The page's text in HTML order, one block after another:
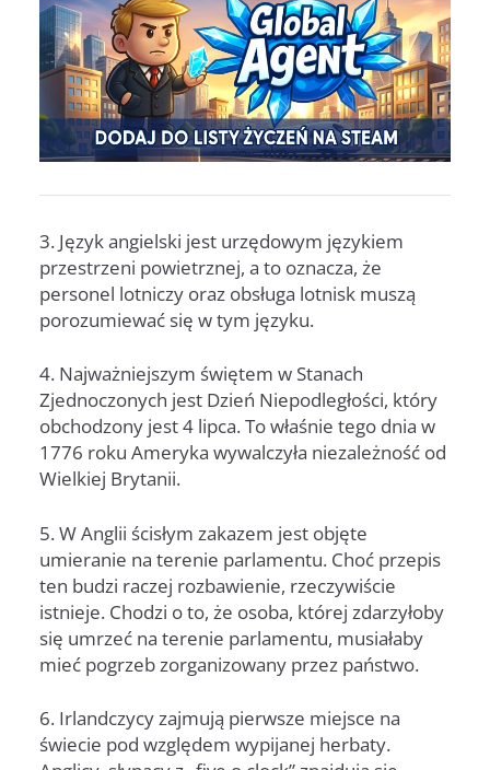
3. Język angielski jest urzędowym językiem
przestrzeni powietrznej, a to oznacza, że
personel lotniczy oraz obsługa lotnisk muszą
porozumiewać się w tym języku.
4. Najważniejszym świętem w Stanach
Zjednoczonych jest Dzień Niepodległości, który
obchodzony jest 4 lipca. To właśnie tego dnia w
1776 roku Ameryka wywalczyła niezależność od
Wielkiej Brytanii.
5. W Anglii ścisłym zakazem jest objęte
umieranie na terenie parlamentu. Choć przepis
ten budzi raczej rozbawienie, rzeczywiście
istnieje. Chodzi o to, że osoba, której zdarzyłoby
się umrzeć na terenie parlamentu, musiałaby
mieć pogrzeb zorganizowany przez państwo.
6. Irlandczycy zajmują pierwsze miejsce na
świecie pod względem wypijanej herbaty.